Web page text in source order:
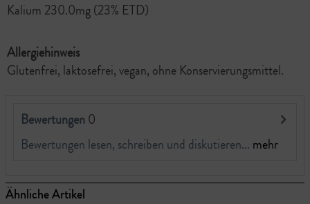
Kalium 230.0mg (23% ETD)
Allergiehinweis
Glutenfrei, laktosefrei, vegan, ohne Konservierungsmittel.
Bewertungen 0
Bewertungen lesen, schreiben und diskutieren... mehr
Ähnliche Artikel